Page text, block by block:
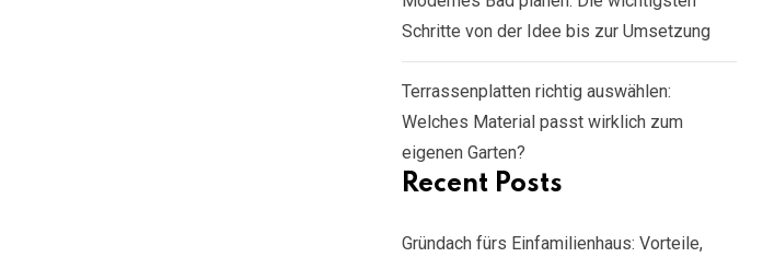
Schritte von der Idee bis zur Umsetzung
Terrassenplatten richtig auswählen:
Welches Material passt wirklich zum
eigenen Garten?
Recent Posts
Gründach fürs Einfamilienhaus: Vorteile,